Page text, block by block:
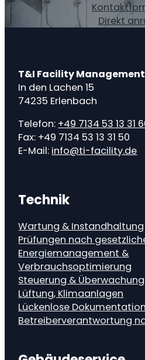
Direkt
Technik
Wartung & Instandhaltung
Prüfungen nach
Energiemanagement &
Verbrauchsoptimierung
Steuerung &
Lüftung, Klimaanlagen
Lückenlose Dokumentation
Betreiberverantwortung
T&I Facility Management
In den Lachen 15
74235 Erlenbach
Telefon: +49 7134 53 13 31
Fax: +49 7134 53 13 31 50
E-Mail: info@ti-facility.de